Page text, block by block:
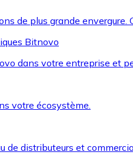
de plus grande
Bitnovo
dans votre entreprise et
votre écosystème.
de distributeurs et